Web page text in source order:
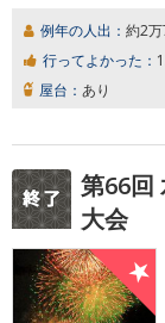
例年の人出： 約2
行ってよかった：
屋台： あり
第66回
大会